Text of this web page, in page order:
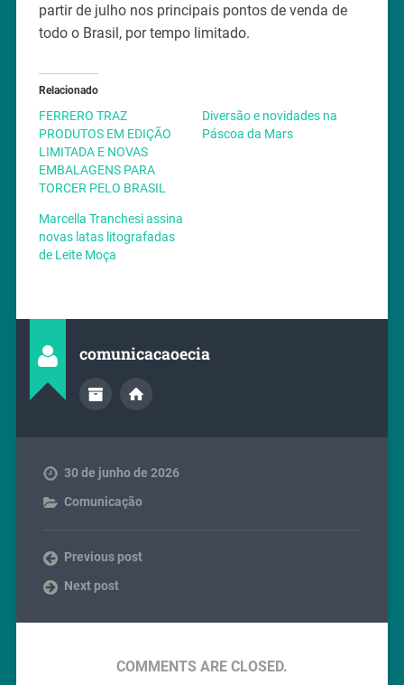
partir de julho nos principais pontos de venda de
todo o Brasil, por tempo limitado.
Relacionado
FERRERO TRAZ
PRODUTOS EM EDIÇÃO
LIMITADA E NOVAS
EMBALAGENS PARA
TORCER PELO BRASIL
Diversão e novidades na
Páscoa da Mars
Marcella Tranchesi assina
novas latas litografadas
de Leite Moça
comunicacaoecia
30 de junho de 2026
Comunicação
Previous post
Next post
COMMENTS ARE CLOSED.